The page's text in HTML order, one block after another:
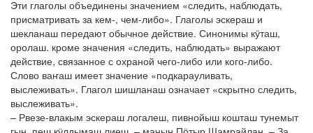
Эти глаголы объединены значением «следить, наблюдать,
присматривать за кем-, чем-либо». Глаголы эскераш и
шекланаш передают обычное действие. Синонимы кӱташ,
оролаш. кроме значения «следить, наблюдать» выражают
действие, связанное с охраной чего-либо или кого-либо.
Слово ваҥаш имеет значение «подкарауливать,
выслеживать». Глагол шишланаш означает «скрытно следить,
выслеживать».
– Рвезе-влакым эскераш логалеш, пивнойыш кошташ тунемыт